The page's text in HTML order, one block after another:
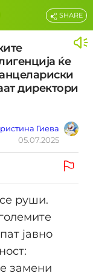
ќе
директори
Гиева
05.07.2025
SHARE
руши.
јавно
замени